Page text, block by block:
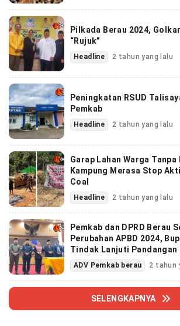
Pilkada Berau 2024,
“Rujuk”
Headline 2 tahun yang lalu
Peningkatan RSUD
Pemkab
Headline 2 tahun yang lalu
Garap Lahan Warga
Kampung Merasa Stop
Coal
Headline 2 tahun yang lalu
Pemkab dan DPRD Berau
Perubahan APBD 2024,
Tindak Lanjuti Pandangan
ADV Pemkab berau 2 tahun
SELENGKAPNYA